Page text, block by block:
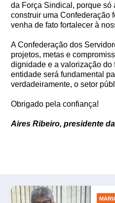
da Força Sindical, porque só
construir uma Confederação
venha de fato fortalecer à
A Confederação dos
projetos, metas e
dignidade e a valorização do
entidade será fundamental
verdadeiramente, o setor
Obrigado pela confiança!
Aires Ribeiro, presidente